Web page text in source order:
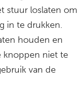
stuur loslaten om
in te drukken.
houden en
knoppen niet te
van de